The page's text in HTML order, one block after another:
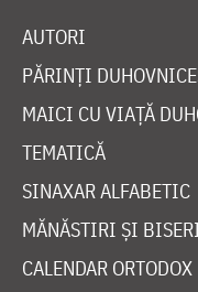
AUTORI
PĂRINȚI
MAICI CU VIAȚĂ
TEMATICĂ
SINAXAR ALFABETIC
MĂNĂSTIRI ȘI
CALENDAR ORTODOX